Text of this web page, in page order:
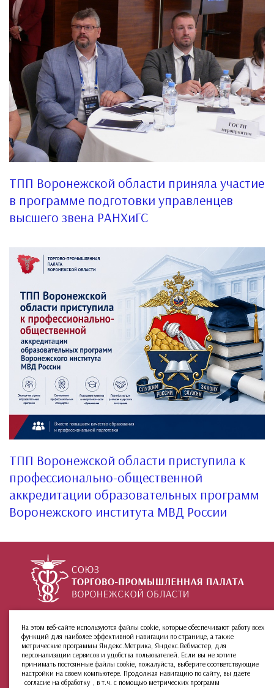
ТПП Воронежской области приняла участие
в программе подготовки управленцев
высшего звена РАНХиГС
ТПП Воронежской области приступила к
профессионально-общественной
аккредитации образовательных программ
Воронежского института МВД России
О палате
Новости
Услуги
Членство
Инфо
МКАС
Архив сайта
Группы:
На этом веб-сайте используются файлы cookie, которые обеспечивают работу всех
функций для наиболее эффективной навигации по странице, а также
метрические программы Яндекс.Метрика, Яндекс.Вебмастер, для
персонализации сервисов и удобства пользователей. Если вы не хотите
принимать постоянные файлы cookie, пожалуйста, выберите соответствующие
настройки на своем компьютере. Продолжая навигацию по сайту, вы даете
согласие на обработку , в т.ч. с помощью метрических программ